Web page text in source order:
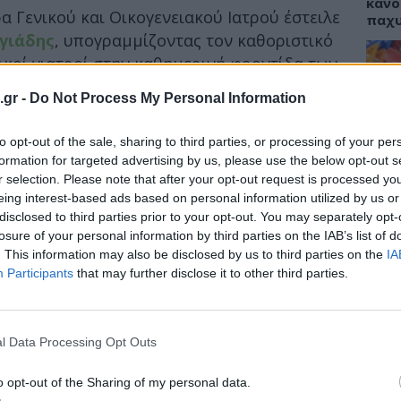
- Do Not Process My Personal Information
opt-out of the sale, sharing to third parties, or processing of your
for targeted advertising by us, please use the below opt-out
selection. Please note that after your opt-out request is processed
interest-based ads based on personal information utilized by us
to third parties prior to your opt-out. You may separately
of your personal information by third parties on the IAB’s list of
This information may also be disclosed by us to third parties on the
Participants that may further disclose it to other third parties.
Data Processing Opt Outs
opt-out of the Sharing of my personal data.
και Οικογενειακού Ιατρού έστειλε
, υπογραμμίζοντας τον καθοριστικό
γιατροί στην καθημερινή φροντίδα των
Φροντίδας Υγείας.
ανέφερε ότι η ημέρα αποτελεί ευκαιρία
«στην πρώτη γραμμή φροντίδας
οι γενικοί και οικογενειακοί ιατροί
Φροντίδας Υγείας.
οι επαγγελματίες αυτοί χτίζουν
με τους ασθενείς, δίνοντας έμφαση στην
ΙΣΑ: